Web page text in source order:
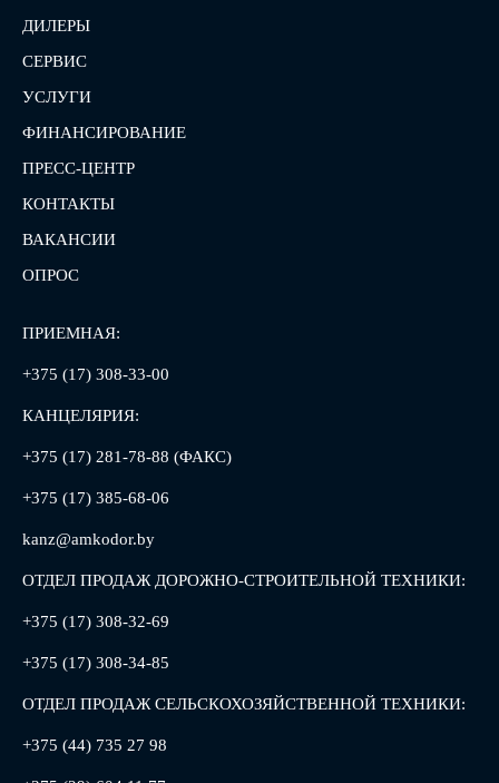
ДИЛЕРЫ
СЕРВИС
УСЛУГИ
ФИНАНСИРОВАНИЕ
ПРЕСС-ЦЕНТР
КОНТАКТЫ
ВАКАНСИИ
ОПРОС
ПРИЕМНАЯ:
+375 (17) 308-33-00
КАНЦЕЛЯРИЯ:
+375 (17) 281-78-88 (ФАКС)
+375 (17) 385-68-06
kanz@amkodor.by
ОТДЕЛ ПРОДАЖ ДОРОЖНО-СТРОИТЕЛЬНОЙ ТЕХНИКИ:
+375 (17) 308-32-69
+375 (17) 308-34-85
ОТДЕЛ ПРОДАЖ СЕЛЬСКОХОЗЯЙСТВЕННОЙ ТЕХНИКИ:
+375 (44) 735 27 98